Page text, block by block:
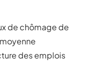
de chômage de
des emplois